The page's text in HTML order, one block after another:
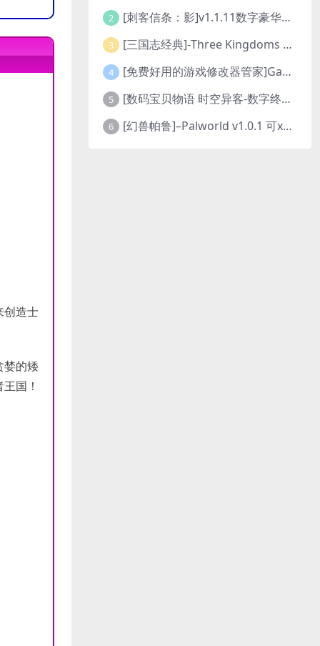
创造士
婪的矮
国！
2 [刺客信条：影]v1.1.11数字豪华版全DLC
3 [三国志经典]-Three Kingdoms Classic-Build.24048091-v1.0.0+5
4 [免费好用的游戏修改器管家]Game Cheats Manager
5 [数码宝贝物语 时空异客-数字终极版]- Digimon Story Time Stranger-Build.23514637
6 [幻兽帕鲁]–Palworld v1.0.1 可xbox联机